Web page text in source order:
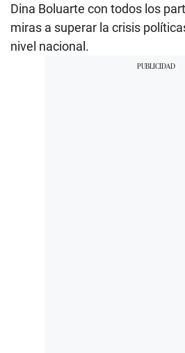
Dina Boluarte con todos los
miras a superar la crisis
nivel nacional.